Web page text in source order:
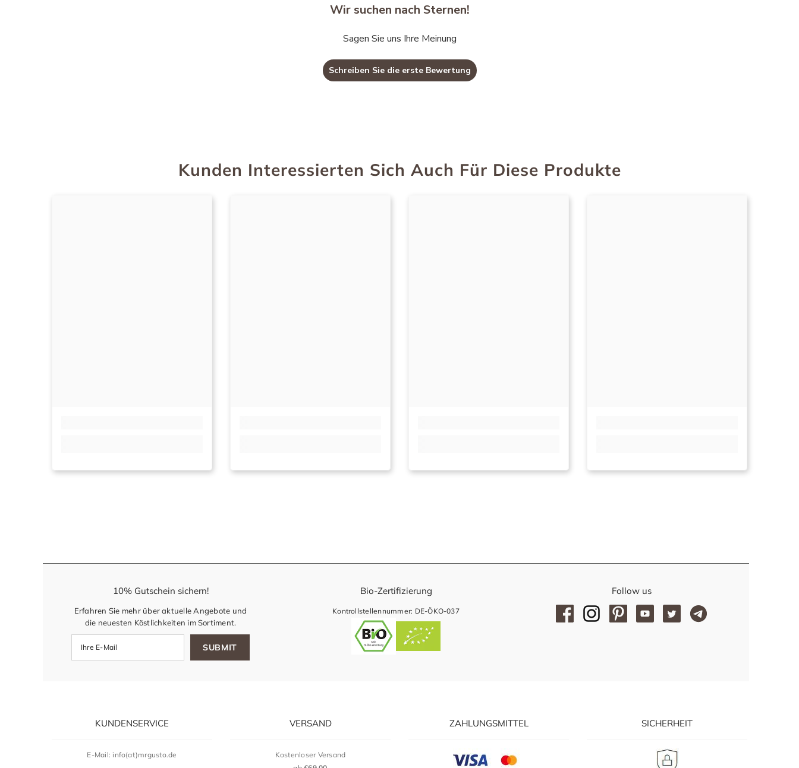
Wir suchen nach Sternen!
Sagen Sie uns Ihre Meinung
Schreiben Sie die erste Bewertung
Kunden Interessierten Sich Auch Für Diese Produkte
10% Gutschein sichern!
Erfahren Sie mehr über aktuelle Angebote und
die neuesten Köstlichkeiten im Sortiment.
SUBMIT
Bio-Zertifizierung
Kontrollstellennummer: DE-ÖKO-037
Follow us
KUNDENSERVICE
E-Mail: info(at)mrgusto.de
VERSAND
Kostenloser Versand
ZAHLUNGSMITTEL SICHERHEIT